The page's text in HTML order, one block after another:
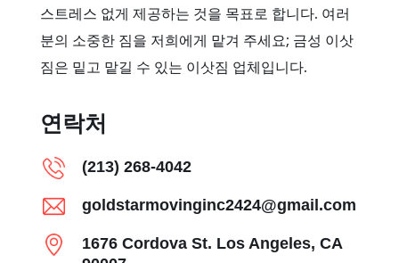
스트레스 없게 제공하는 것을 목표로 합니다. 여러
분의 소중한 짐을 저희에게 맡겨 주세요; 금성 이삿
짐은 밑고 맡길 수 있는 이삿짐 업체입니다.
연락처
(213) 268-4042
goldstarmovinginc2424@gmail.com
1676 Cordova St. Los Angeles, CA